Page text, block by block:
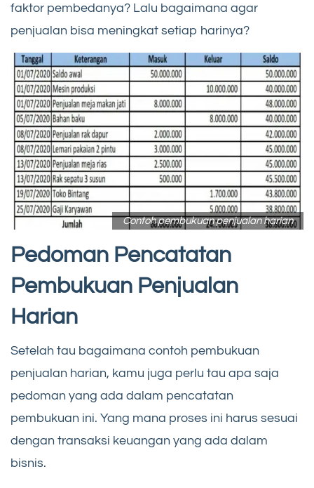
faktor pembedanya? Lalu bagaimana agar
penjualan bisa meningkat setiap harinya?
Contoh pembukuan penjualan harian
Pedoman Pencatatan
Pembukuan Penjualan
Harian
Setelah tau bagaimana contoh pembukuan
penjualan harian, kamu juga perlu tau apa saja
pedoman yang ada dalam pencatatan
pembukuan ini. Yang mana proses ini harus sesuai
dengan transaksi keuangan yang ada dalam
bisnis.